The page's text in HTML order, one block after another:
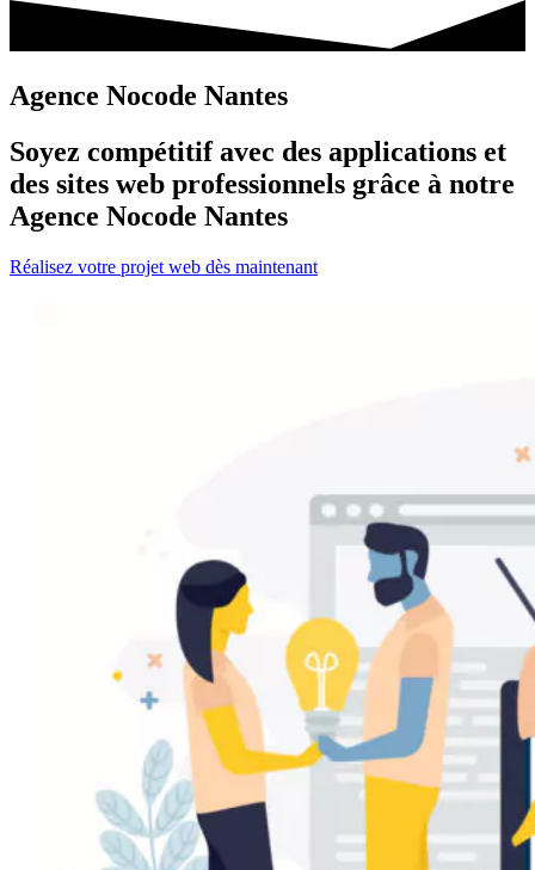
Agence Nocode Nantes
Soyez compétitif avec des applications et
des sites web professionnels grâce à notre
Agence Nocode Nantes
Réalisez votre projet web dès maintenant